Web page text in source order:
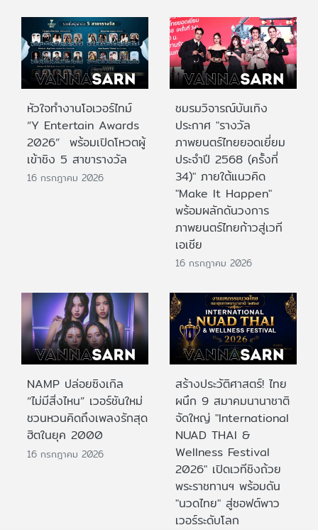
หัวใจทำงานโอเวอร์ไทม์
“Y Entertain Awards
2026” พร้อมเปิดโหวตผู้
เข้าชิง 5 สาขารางวัล
16 กรกฎาคม 2026
ชมรมวิจารณ์บันเทิง
ประกาศ "รางวัล
ภาพยนตร์ไทยยอดเยี่ยม
ประจําปี 2568 (ครั้งที่
34)" ภายใต้แนวคิด
"Make It Happen"
พร้อมผลักดันวงการ
ภาพยนตร์ไทยก้าวสู่เวที
เอเชีย
16 กรกฎาคม 2026
NAMP ปล่อยซิงเกิล
“ไม่มีสิ่งไหน” เวอร์ชันใหม่
ชวนหวนคิดถึงเพลงรักสุด
ฮิตในยุค 2000
16 กรกฎาคม 2026
สร้างประวัติศาสตร์! ไทย
ผนึก 9 สมาคมนานาชาติ
จัดใหญ่ "International
NUAD THAI &
Wellness Festival
2026" เปิดเวทีชิงถ้วย
พระราชทานฯ พร้อมดัน
"นวดไทย" สู่ซอฟต์พาว
เวอร์ระดับโลก